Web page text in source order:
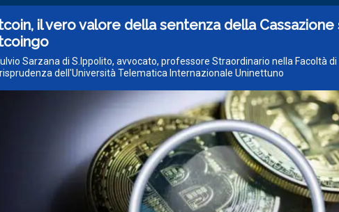
il vero valore della sentenza della Cassazione
Sarzana di S.Ippolito, avvocato, professore Straordinario nella Facoltà di
dell'Università Telematica Internazionale Uninettuno